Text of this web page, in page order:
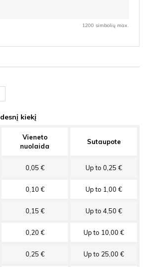
1200 simbolių max.
kiekį
Vieneto
nuolaida
Sutaupote
0,05 € Up to 0,25 €
0,10 € Up to 1,00 €
0,15 € Up to 4,50 €
0,20 € Up to 10,00 €
0,25 € Up to 25,00 €